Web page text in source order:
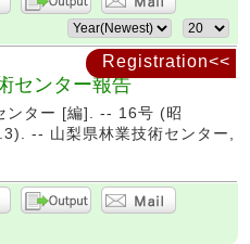
Registration<<
センター報告
ンター [編]. -- 16号 (昭
-- 山梨県林業技術センター,